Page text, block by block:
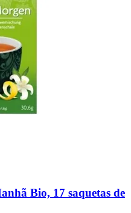
Bio, 17 saquetas de